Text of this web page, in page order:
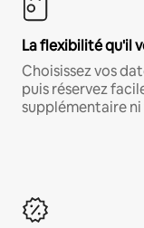
La flexibilité qu'il
Choisissez vos
puis réservez
supplémentaire